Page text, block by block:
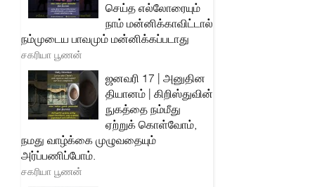
செய்த எல்லோரையும்
நாம் மன்னிக்காவிட்டால்
நம்முடைய பாவமும் மன்னிக்கப்படாது
சகரியா பூணன்
ஜனவரி 17 | அனுதின
தியானம் | கிறிஸ்துவின்
நுகத்தை நம்மீது
ஏற்றுக் கொள்வோம்,
நமது வாழ்க்கை முழுவதையும்
அர்ப்பணிப்போம்.
சகரியா பூணன்